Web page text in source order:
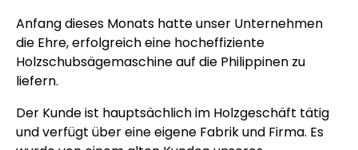
Anfang dieses Monats hatte unser Unternehmen
die Ehre, erfolgreich eine hocheffiziente
Holzschubsägemaschine auf die Philippinen zu
liefern.
Der Kunde ist hauptsächlich im Holzgeschäft tätig
und verfügt über eine eigene Fabrik und Firma. Es